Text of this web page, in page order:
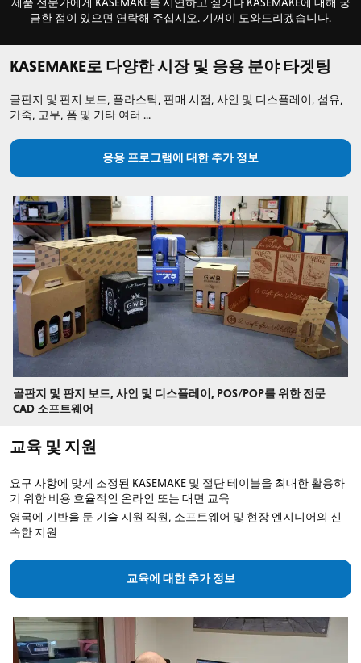
금한 점이 있으면 연락해 주십시오. 기꺼이 도와드리겠습니다.
KASEMAKE로 다양한 시장 및 응용 분야 타겟팅
골판지 및 판지 보드, 플라스틱, 판매 시점, 사인 및 디스플레이, 섬유,
가죽, 고무, 폼 및 기타 여러 ...
응용 프로그램에 대한 추가 정보
골판지 및 판지 보드, 사인 및 디스플레이, POS/POP를 위한 전문
CAD 소프트웨어
교육 및 지원
요구 사항에 맞게 조정된 KASEMAKE 및 절단 테이블을 최대한 활용하
기 위한 비용 효율적인 온라인 또는 대면 교육
영국에 기반을 둔 기술 지원 직원, 소프트웨어 및 현장 엔지니어의 신
속한 지원
교육에 대한 추가 정보